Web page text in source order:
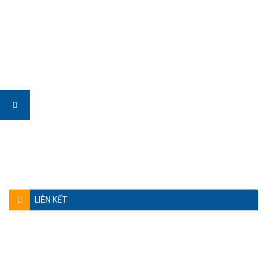
LIÊN KẾT